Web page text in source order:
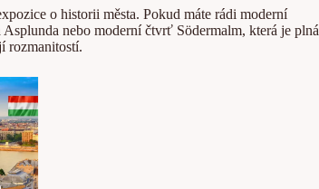
o historii města. Pokud máte rádi moderní
nebo moderní čtvrť Södermalm, která je plná
rozmanitostí.